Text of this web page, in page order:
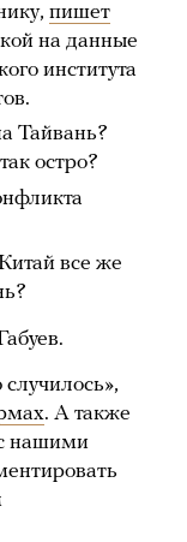
пишет
на данные
института
Тайвань?
остро?
все же
. А также
нашими